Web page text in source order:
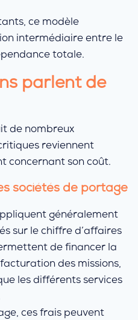
ce modèle
intermédiaire entre le
totale.
parlent de
de nombreux
reviennent
concernant son coût.
sociétés de portage
généralement
sur le chiffre d’affaires
de financer la
des missions,
les différents services
ces frais peuvent